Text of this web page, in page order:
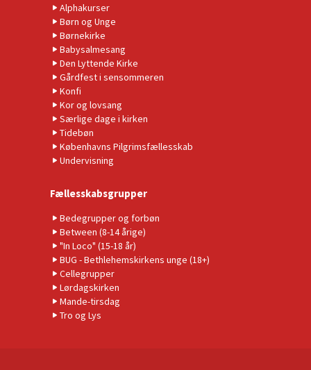
Alphakurser
Børn og Unge
Børnekirke
Babysalmesang
Den Lyttende Kirke
Gårdfest i sensommeren
Konfi
Kor og lovsang
Særlige dage i kirken
Tidebøn
Københavns Pilgrimsfællesskab
Undervisning
Fællesskabsgrupper
Bedegrupper og forbøn
Between (8-14 årige)
"In Loco" (15-18 år)
BUG - Bethlehemskirkens unge (18+)
Cellegrupper
Lørdagskirken
Mande-tirsdag
Tro og Lys